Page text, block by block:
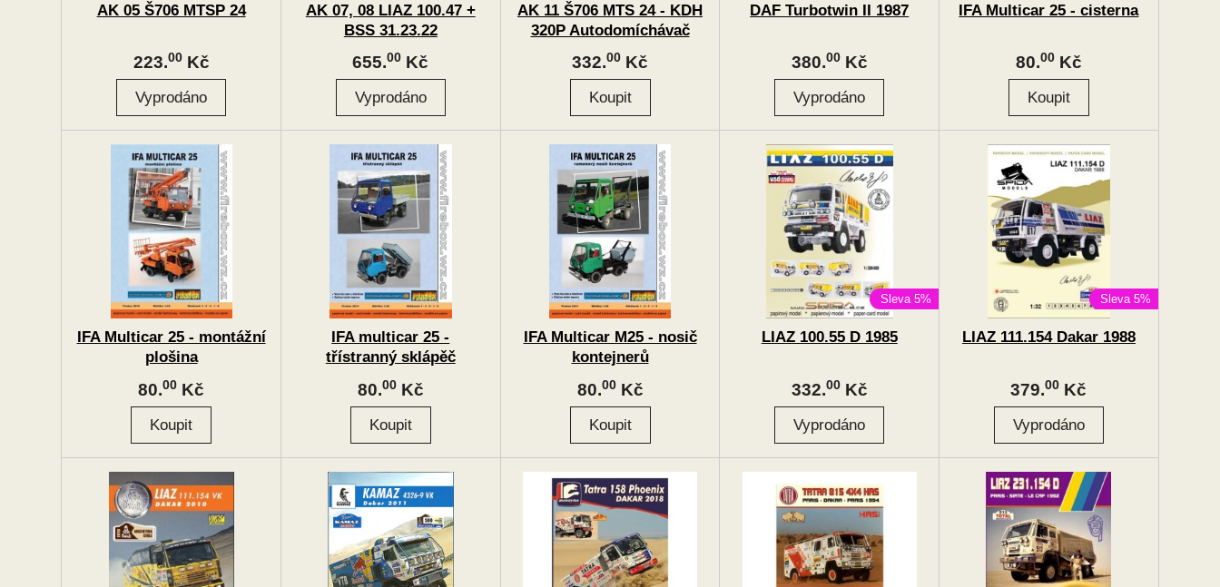
AK 05 Š706 MTSP 24
223.00Kč
AK 07, 08 LIAZ 100.47 +
BSS 31.23.22
655.00 Kč
AK 11 Š706 MTS 24 - KDH
320P Autodomíchávač
332.00 Kč
DAF Turbotwin II 1987
380.00Kč
IFA Multicar 25 - cisterna
80.00Kč
IFA Multicar 25 - montážní
plošina
80.00 Kč
IFA multicar 25 -
třístranný sklápěč
80.00Kč
IFA Multicar M25 - nosič
kontejnerů
80.00Kč
Sleva 5%
LIAZ 100.55 D 1985
332.00Kč
Sleva 5%
LIAZ 111.154 Dakar 1988
379.00 Kč